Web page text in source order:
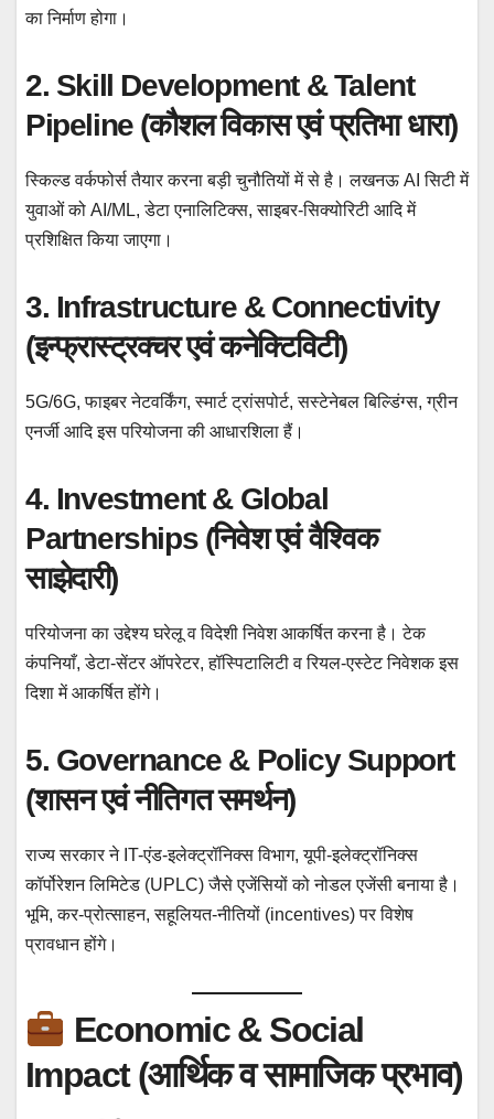
का निर्माण होगा।
2. Skill Development & Talent
Pipeline (कौशल विकास एवं प्रतिभा धारा)
स्किल्ड वर्कफोर्स तैयार करना बड़ी चुनौतियों में से है। लखनऊ AI सिटी में
युवाओं को AI/ML, डेटा एनालिटिक्स, साइबर-सिक्योरिटी आदि में
प्रशिक्षित किया जाएगा।
3. Infrastructure & Connectivity
(इन्फ्रास्ट्रक्चर एवं कनेक्टिविटी)
5G/6G, फाइबर नेटवर्किंग, स्मार्ट ट्रांसपोर्ट, सस्टेनेबल बिल्डिंग्स, ग्रीन
एनर्जी आदि इस परियोजना की आधारशिला हैं।
4. Investment & Global
Partnerships (निवेश एवं वैश्विक
साझेदारी)
परियोजना का उद्देश्य घरेलू व विदेशी निवेश आकर्षित करना है। टेक
कंपनियाँ, डेटा-सेंटर ऑपरेटर, हॉस्पिटालिटी व रियल-एस्टेट निवेशक इस
दिशा में आकर्षित होंगे।
5. Governance & Policy Support
(शासन एवं नीतिगत समर्थन)
राज्य सरकार ने IT-एंड-इलेक्ट्रॉनिक्स विभाग, यूपी-इलेक्ट्रॉनिक्स
कॉर्पोरेशन लिमिटेड (UPLC) जैसे एजेंसियों को नोडल एजेंसी बनाया है।
भूमि, कर-प्रोत्साहन, सहूलियत-नीतियों (incentives) पर विशेष
प्रावधान होंगे।
Economic & Social
Impact (आर्थिक व सामाजिक प्रभाव)